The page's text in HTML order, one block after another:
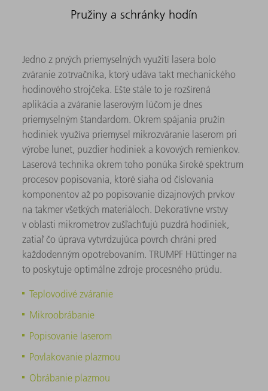
Pružiny a schránky hodín
Jedno z prvých priemyselných využití lasera bolo
zváranie zotrvačníka, ktorý udáva takt mechanického
hodinového strojčeka. Ešte stále to je rozšírená
aplikácia a zváranie laserovým lúčom je dnes
priemyselným štandardom. Okrem spájania pružín
hodiniek využíva priemysel mikrozváranie laserom pri
výrobe lunet, puzdier hodiniek a kovových remienkov.
Laserová technika okrem toho ponúka široké spektrum
procesov popisovania, ktoré siaha od číslovania
komponentov až po popisovanie dizajnových prvkov
na takmer všetkých materiáloch. Dekoratívne vrstvy
v oblasti mikrometrov zušľachťujú puzdrá hodiniek,
zatiaľ čo úprava vytvrdzujúca povrch chráni pred
každodenným opotrebovaním. TRUMPF Hüttinger na
to poskytuje optimálne zdroje procesného prúdu.
Teplovodivé zváranie
Mikroobrábanie
Popisovanie laserom
Povlakovanie plazmou
Obrábanie plazmou